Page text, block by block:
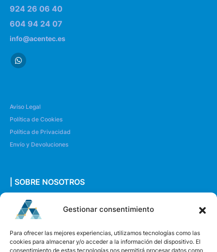
Gestionar consentimiento
Para ofrecer las mejores experiencias, utilizamos tecnologías como las
cookies para almacenar y/o acceder a la información del dispositivo. El
consentimiento de estas tecnologías nos permitirá procesar datos como
924 26 06 40
604 94 24 07
info@acentec.es
Aviso Legal
Política de Cookies
Política de Privacidad
Envío y Devoluciones
| SOBRE NOSOTROS
Quiénes somos
Envíanos un mensaje